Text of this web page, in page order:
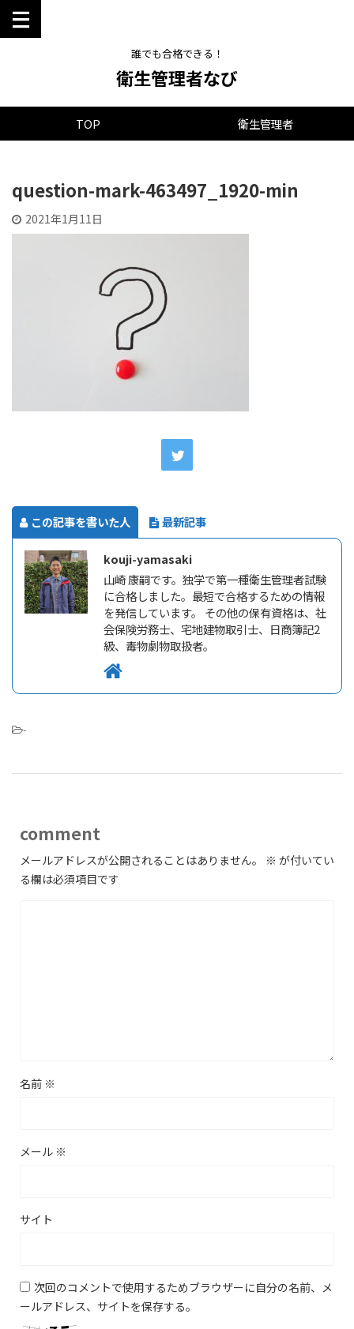
誰でも合格できる！
衛生管理者なび
TOP 衛生管理者
question-mark-463497_1920-min
2021年1月11日
この記事を書いた人 最新記事
kouji-yamasaki
山崎 康嗣です。独学で第一種衛生管理者試験
に合格しました。最短で合格するための情報
を発信しています。 その他の保有資格は、社
会保険労務士、宅地建物取引士、日商簿記2
級、毒物劇物取扱者。
-
comment
メールアドレスが公開されることはありません。 ※ が付いてい
る欄は必須項目です
名前 ※
メール ※
サイト
次回のコメントで使用するためブラウザーに自分の名前、メ
ールアドレス、サイトを保存する。